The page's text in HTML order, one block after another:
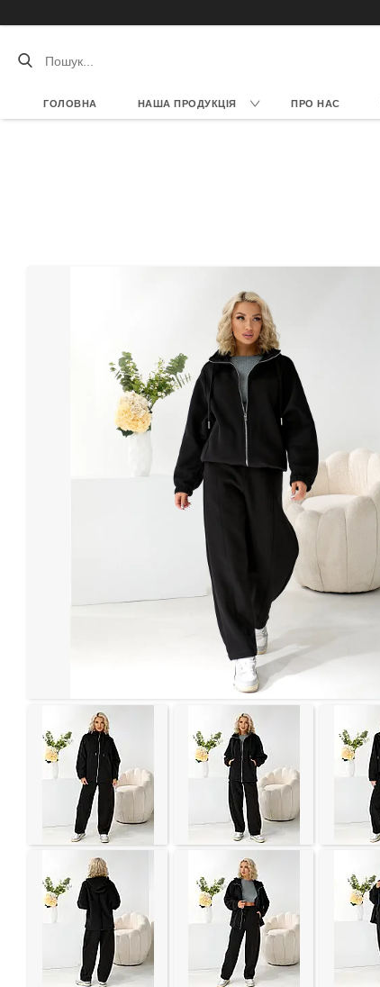
ГОЛОВНА НАША ПРОДУКЦІЯ ПРО НАС